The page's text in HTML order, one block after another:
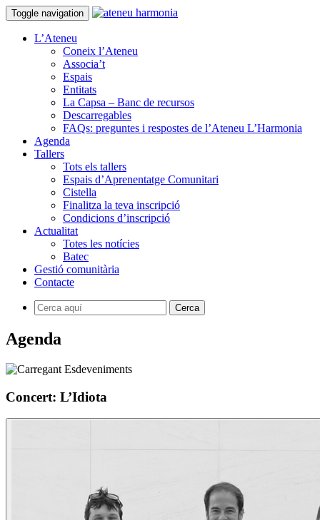
Toggle navigation
L’Ateneu
Coneix l’Ateneu
Associa’t
Espais
Entitats
La Capsa – Banc de recursos
Descarregables
FAQs: preguntes i respostes de l’Ateneu L’Harmonia
Agenda
Tallers
Tots els tallers
Espais d’Aprenentatge Comunitari
Cistella
Finalitza la teva inscripció
Condicions d’inscripció
Actualitat
Totes les notícies
Batec
Gestió comunitària
Contacte
Agenda
Concert: L’Idiota